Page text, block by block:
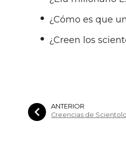
¿Cómo es que
¿Creen los
ANTERIOR
Creencias de